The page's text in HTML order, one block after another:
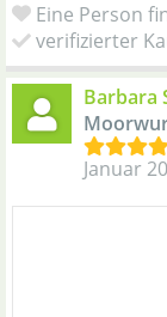
Eine Person
verifizierter
Barbara
Januar